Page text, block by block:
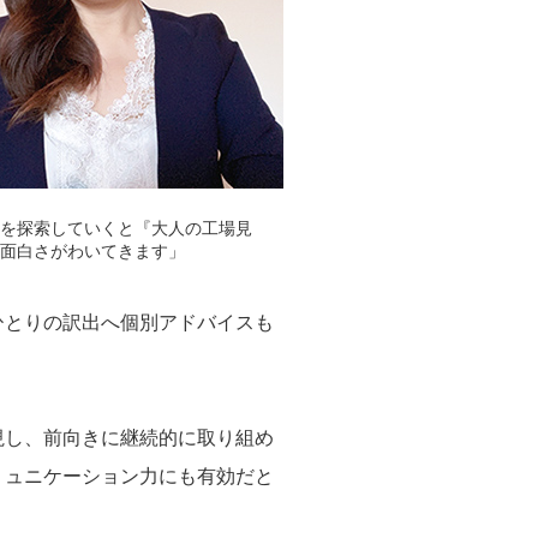
探索していくと『大人の工場見
白さがわいてきます」
りの訳出へ個別アドバイスも
、前向きに継続的に取り組め
ニケーション力にも有効だと